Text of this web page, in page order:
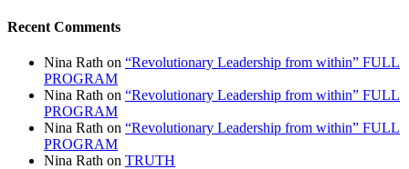
Recent Comments
Nina Rath on “Revolutionary Leadership from within” FULL
PROGRAM
Nina Rath on “Revolutionary Leadership from within” FULL
PROGRAM
Nina Rath on “Revolutionary Leadership from within” FULL
PROGRAM
Nina Rath on TRUTH